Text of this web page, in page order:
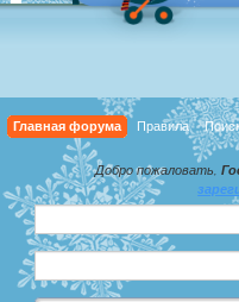
Главная форума Правила
Добро пожаловать,